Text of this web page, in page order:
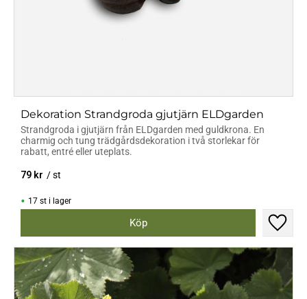
Dekoration Strandgroda gjutjärn ELDgarden
Strandgroda i gjutjärn från ELDgarden med guldkrona. En
charmig och tung trädgårdsdekoration i två storlekar för
rabatt, entré eller uteplats.
79 kr /st
Lägg
17 st i lager